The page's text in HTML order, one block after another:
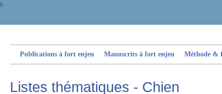
b
Publications à fort enjeu Manuscrits à fort enjeu Méthode &
Listes thématiques - Chien